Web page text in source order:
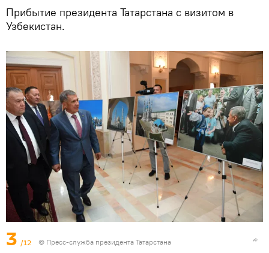
Прибытие президента Татарстана с визитом в
Узбекистан.
3 /12 © Пресс-служба президента Татарстана